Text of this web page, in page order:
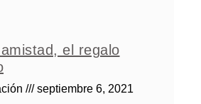
el regalo
septiembre 6, 2021